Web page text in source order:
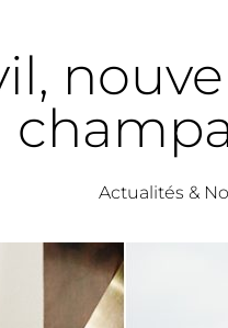
Actualités &